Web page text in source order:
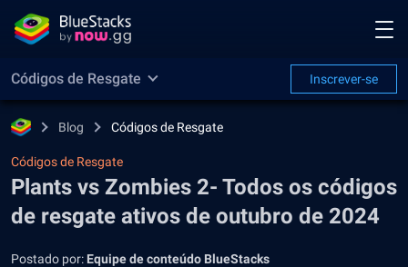
Códigos de Resgate Inscrever-se
Blog Códigos de Resgate
Códigos de Resgate
Plants vs Zombies 2- Todos os códigos
de resgate ativos de outubro de 2024
Postado por: Equipe de conteúdo BlueStacks